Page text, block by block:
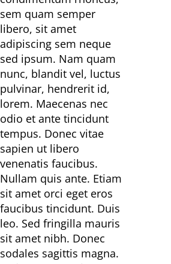
sem quam semper
libero, sit amet
adipiscing sem neque
sed ipsum. Nam quam
nunc, blandit vel, luctus
pulvinar, hendrerit id,
lorem. Maecenas nec
odio et ante tincidunt
tempus. Donec vitae
sapien ut libero
venenatis faucibus.
Nullam quis ante. Etiam
sit amet orci eget eros
faucibus tincidunt. Duis
leo. Sed fringilla mauris
sit amet nibh. Donec
sodales sagittis magna.